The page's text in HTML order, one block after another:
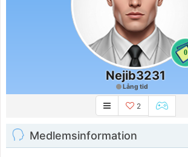
0
Nejib3231
Lång tid
2
Medlemsinformation